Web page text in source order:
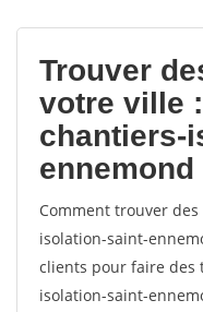
Trouver
votre ville
chantiers-
ennemond
Comment trouver
isolation-saint-
clients pour faire des
isolation-saint-